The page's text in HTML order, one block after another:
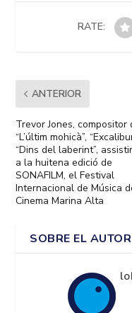
RATE:
ANTERIOR
Trevor Jones, compositor
“L’últim mohicà”,
“Dins del laberint”,
a la huitena edició de
SONAFILM, el Festival
Internacional de Música
Cinema Marina Alta
SOBRE EL AUTOR